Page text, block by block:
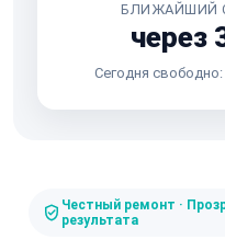
БЛИЖАЙШИЙ
через
Сегодня
Честный ремонт ·
результата